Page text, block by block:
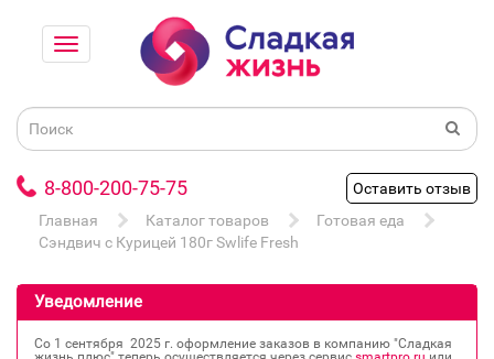
8-800-200-75-75
Оставить отзыв
Главная
Каталог товаров
Готовая еда
Сэндвич с Курицей 180г Swlife Fresh
Уведомление
Со 1 сентября 2025 г. оформление заказов в компанию "Сладкая